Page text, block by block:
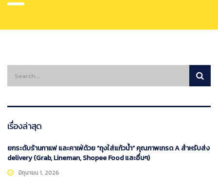
เรื่องล่าสุด
ยกระดับร้านกาแฟ และคาเฟ่ด้วย “ถุงใส่แก้วน้ำ” คุณภาพเกรด A สำหรับส่ง
delivery (Grab, Lineman, Shopee Food และอื่นๆ)
มิถุนายน 1, 2026